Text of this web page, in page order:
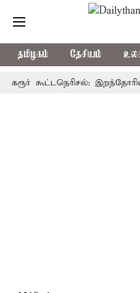
தமிழகம் தேசியம்
கூட்டநெரிசல்: இறந்தோரின்